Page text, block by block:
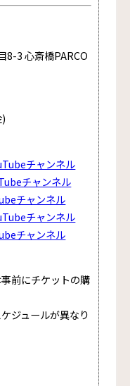
8-3 心斎橋PARCO
チャンネル
チャンネル
チャンネル
チャンネル
チャンネル
前にチケットの購
ジュールが異なり